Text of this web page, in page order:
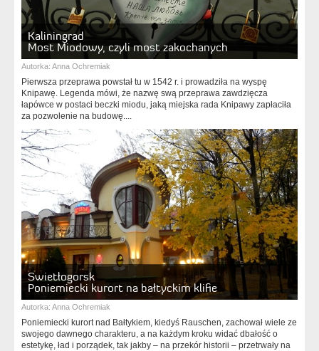
Kaliningrad
Most Miodowy, czyli most zakochanych
Autorka: Anna Ochremiak
Pierwsza przeprawa powstał tu w 1542 r. i prowadziła na wyspę
Knipawę. Legenda mówi, że nazwę swą przeprawa zawdzięcza
łapówce w postaci beczki miodu, jaką miejska rada Knipawy zapłaciła
za pozwolenie na budowę....
Swietłogorsk
Poniemiecki kurort na bałtyckim klifie
Autorka: Anna Ochremiak
Poniemiecki kurort nad Bałtykiem, kiedyś Rauschen, zachował wiele ze
swojego dawnego charakteru, a na każdym kroku widać dbałość o
estetykę, ład i porządek, tak jakby – na przekór historii – przetrwały na